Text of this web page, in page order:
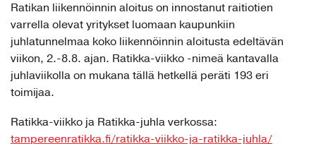
Ratikan liikennöinnin aloitus on innostanut raitiotien
varrella olevat yritykset luomaan kaupunkiin
juhlatunnelmaa koko liikennöinnin aloitusta edeltävän
viikon, 2.-8.8. ajan. Ratikka-viikko -nimeä kantavalla
juhlaviikolla on mukana tällä hetkellä peräti 193 eri
toimijaa.
Ratikka-viikko ja Ratikka-juhla verkossa:
tampereenratikka.fi/ratikka-viikko-ja-ratikka-juhla/